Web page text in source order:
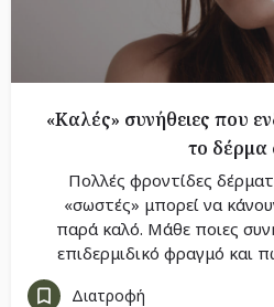
«Καλές» συνήθειες που
το δέρμα
Πολλές φροντίδες
«σωστές» μπορεί να
παρά καλό. Μάθε ποιες
επιδερμιδικό φραγμό και
Διατροφή